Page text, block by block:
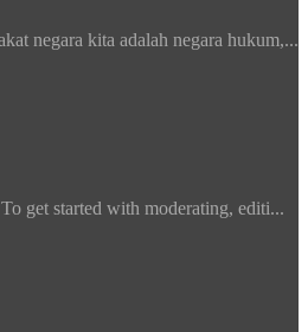
negara kita adalah negara hukum,...
get started with moderating, editi...